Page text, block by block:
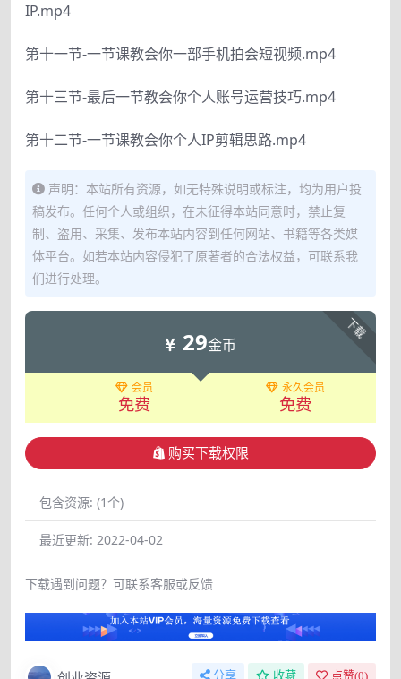
IP.mp4
第十一节-一节课教会你一部手机拍会短视频.mp4
第十三节-最后一节教会你个人账号运营技巧.mp4
第十二节-一节课教会你个人IP剪辑思路.mp4
声明：本站所有资源，如无特殊说明或标注，均为用户投
稿发布。任何个人或组织，在未征得本站同意时，禁止复
制、盗用、采集、发布本站内容到任何网站、书籍等各类媒
体平台。如若本站内容侵犯了原著者的合法权益，可联系我
们进行处理。
下载
29金币
会员
免费
永久会员
免费
购买下载权限
包含资源: (1个)
最近更新: 2022-04-02
下载遇到问题？可联系客服或反馈
分享 收藏 点赞(0)